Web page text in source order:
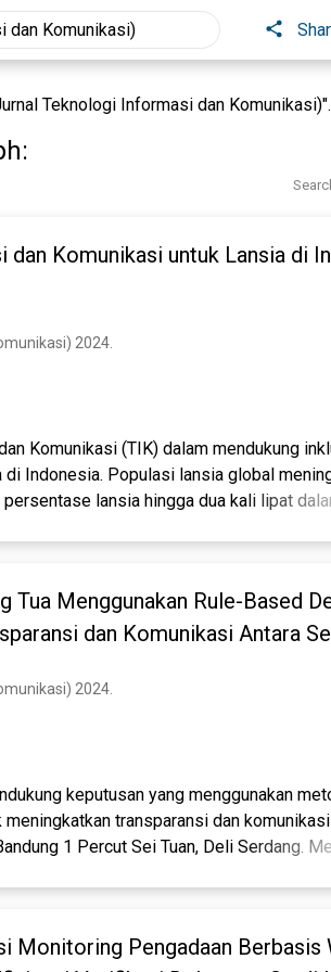
Teknologi Informasi dan Komunikasi)".
Komunikasi untuk Lansia di
2024.
Komunikasi (TIK) dalam mendukung
Indonesia. Populasi lansia global
lansia hingga dua kali lipat
adalah pendekatan kualitatif dengan
TIK, pengembangan aplikasi
sebagai inisiatif yang
selama 10 tahun terakhir
perangkat keras, dan VR, telah meluas
Tua Menggunakan Rule-Based
dan Komunikasi Antara
Tuan
2024.
keputusan yang menggunakan
transparansi dan
1 Percut Sei Tuan, Deli Serdang.
bahwa sistem pendukung
Monitoring Pengadaan Berbasis